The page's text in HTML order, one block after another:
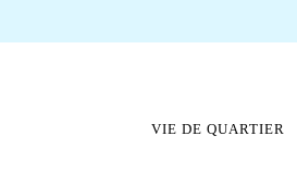
VIE DE QUARTIER